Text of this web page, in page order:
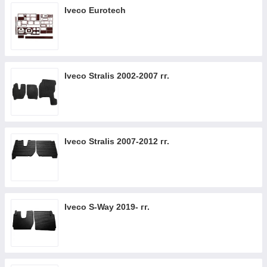
Iveco Eurotech
Iveco Stralis 2002-2007 гг.
Iveco Stralis 2007-2012 гг.
Iveco S-Way 2019- гг.